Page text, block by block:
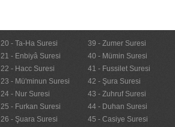
20 - Ta-Ha Suresi
21 - Enbiyâ Suresi
22 - Hacc Suresi
23 - Mü'minun Suresi
24 - Nur Suresi
25 - Furkan Suresi
26 - Şuara Suresi
39 - Zumer Suresi
40 - Mümin Suresi
41 - Fussilet Suresi
42 - Şura Suresi
43 - Zuhruf Suresi
44 - Duhan Suresi
45 - Casiye Suresi